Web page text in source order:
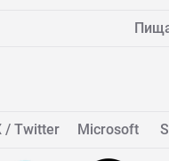
/ Twitter Microsoft